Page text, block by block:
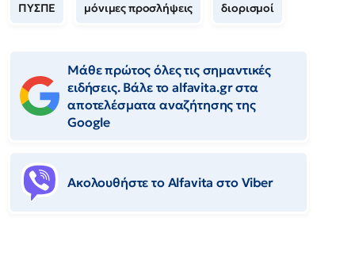
ΠΥΣΠΕ μόνιμες προσλήψεις διορισμοί
Μάθε πρώτος όλες τις σημαντικές
ειδήσεις. Βάλε το alfavita.gr στα
αποτελέσματα αναζήτησης της
Google
Ακολουθήστε το Αlfavita στο Viber